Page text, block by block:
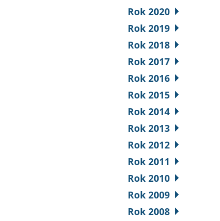
Rok 2020
Rok 2019
Rok 2018
Rok 2017
Rok 2016
Rok 2015
Rok 2014
Rok 2013
Rok 2012
Rok 2011
Rok 2010
Rok 2009
Rok 2008